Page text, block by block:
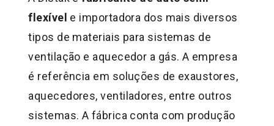
flexível e importadora dos mais diversos
tipos de materiais para sistemas de
ventilação e aquecedor a gás. A empresa
é referência em soluções de exaustores,
aquecedores, ventiladores, entre outros
sistemas. A fábrica conta com produção